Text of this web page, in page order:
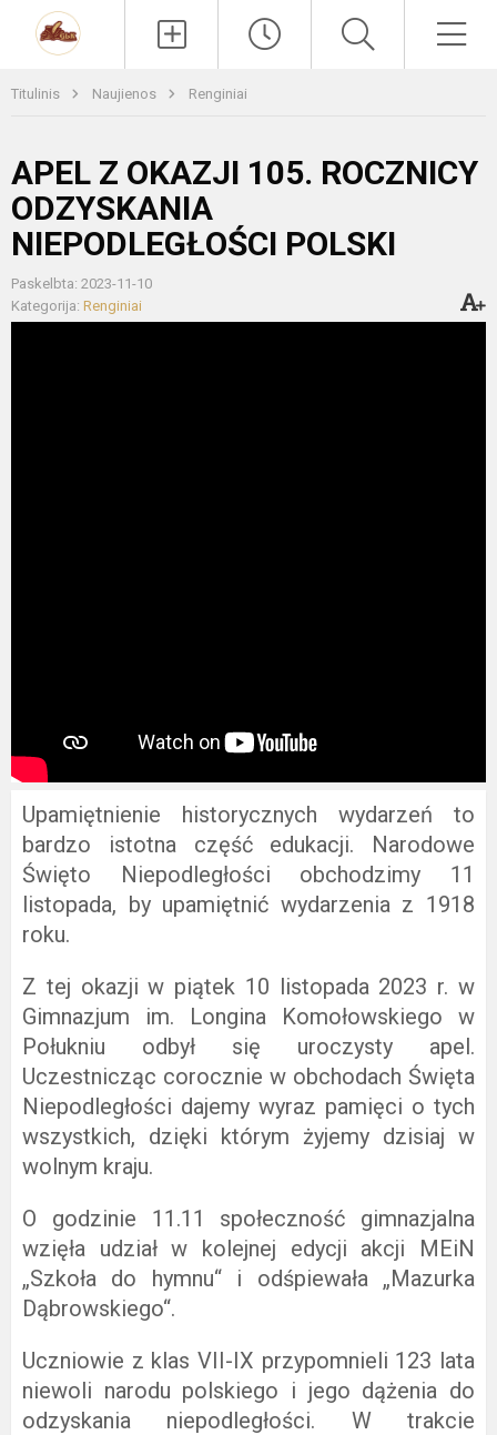
Titulinis Naujienos Renginiai
APEL Z OKAZJI 105. ROCZNICY
ODZYSKANIA
NIEPODLEGŁOŚCI POLSKI
Paskelbta: 2023-11-10
Kategorija: Renginiai
Upamiętnienie historycznych wydarzeń to
bardzo istotna część edukacji. Narodowe
Święto Niepodległości obchodzimy 11
listopada, by upamiętnić wydarzenia z 1918
roku.
Z tej okazji w piątek 10 listopada 2023 r. w
Gimnazjum im. Longina Komołowskiego w
Połukniu odbył się uroczysty apel.
Uczestnicząc corocznie w obchodach Święta
Niepodległości dajemy wyraz pamięci o tych
wszystkich, dzięki którym żyjemy dzisiaj w
wolnym kraju.
O godzinie 11.11 społeczność gimnazjalna
wzięła udział w kolejnej edycji akcji MEiN
„Szkoła do hymnu“ i odśpiewała „Mazurka
Dąbrowskiego“.
Uczniowie z klas VII-IX przypomnieli 123 lata
niewoli narodu polskiego i jego dążenia do
odzyskania niepodległości. W trakcie